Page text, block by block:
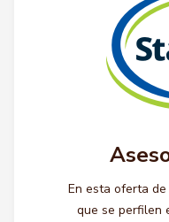
En esta oferta
que se perfilen